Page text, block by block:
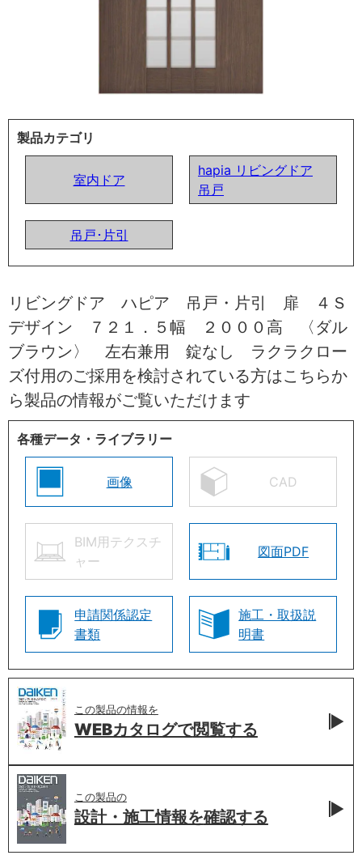
製品カテゴリ
室内ドア
hapia リビングドア
吊戸
吊戸･片引
リビングドア ハピア 吊戸・片引 扉 ４Ｓ
デザイン ７２１．５幅 ２０００高 〈ダル
ブラウン〉 左右兼用 錠なし ラクラクロー
ズ付用のご採用を検討されている方はこちらか
ら製品の情報がご覧いただけます
各種データ・ライブラリー
画像 CAD
BIM用テクスチ
ャー
図面PDF
申請関係認定
書類
施工・取扱説
明書
この製品の情報を
WEBカタログで閲覧する
この製品の
設計・施工情報を確認する